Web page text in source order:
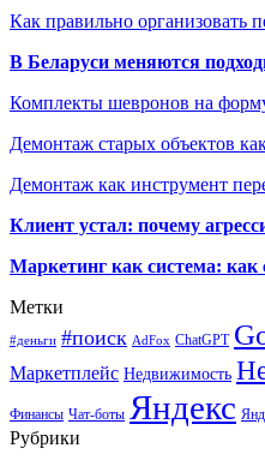
Как правильно организовать
В Беларуси меняются
Комплекты шевронов на
Демонтаж старых объектов
Демонтаж как инструмент
Клиент устал: почему
Маркетинг как система: как
Метки
#деньги #поиск AdFox ChatGPT
Маркетплейс Недвижимость
Финансы Чат-боты Яндекс
Рубрики